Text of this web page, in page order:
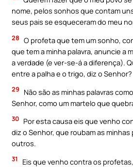
nome, pelos sonhos que contam
seus pais se esqueceram do meu
28 O profeta que tem um sonho,
que tem a minha palavra, anuncie a
a verdade (e ver-se-á a diferença).
entre a palha e o trigo, diz o Senhor?
29
Não são as minhas palavras
Senhor, como um martelo que
30 Por esta causa eis que venho
diz o Senhor, que roubam as minhas
outros.
31
Eis que venho contra os